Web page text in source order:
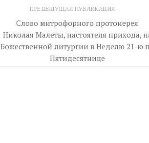
ПРЕДЫДУЩАЯ ПУБЛИКАЦИЯ
Слово митрофорного протоиерея
Николая Малеты, настоятеля прихода,
Божественной литургии в Неделю 21-ю
Пятидесятнице